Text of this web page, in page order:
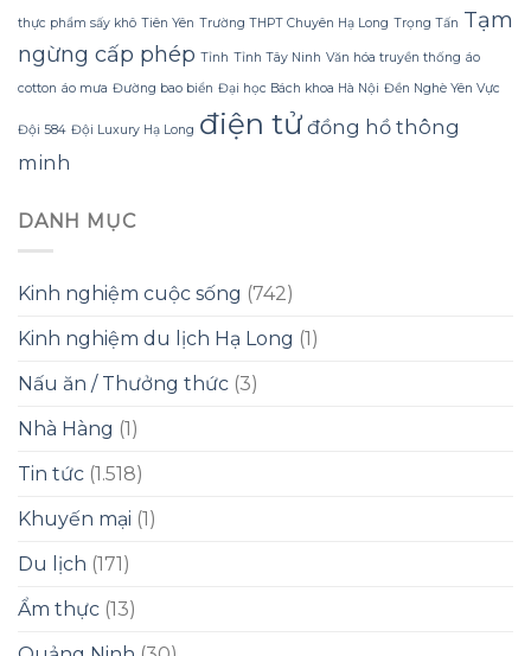
thực phẩm sấy khô Tiên Yên Trường THPT Chuyên Hạ Long Trọng Tấn Tạm
ngừng cấp phép Tỉnh Tỉnh Tây Ninh Văn hóa truyền thống áo
cotton áo mưa Đường bao biển Đại học Bách khoa Hà Nội Đền Nghè Yên Vực
Đội 584 Đội Luxury Hạ Long điện tử đồng hồ thông
minh
DANH MỤC
Kinh nghiệm cuộc sống (742)
Kinh nghiệm du lịch Hạ Long (1)
Nấu ăn / Thưởng thức (3)
Nhà Hàng (1)
Tin tức (1.518)
Khuyến mại (1)
Du lịch (171)
Ẩm thực (13)